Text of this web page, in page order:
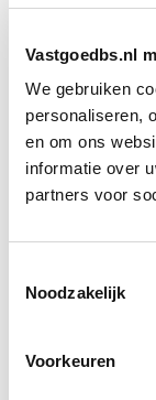
Vastgoedbs.nl
We gebruiken
personaliseren,
en om ons
informatie over
partners voor
Noodzakelijk
Voorkeuren
voor
Voor
depot niet
voor inspiratie.
ontwikkelaars
nemen, nog
weet welke
steen of
Bron: nrc.nl
Boeiend